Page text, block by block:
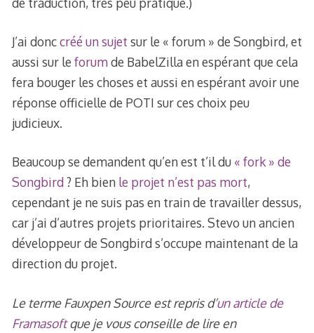
J’ai donccréé un sujet sur le « forum » de Songbird, et
aussi sur le forumde BabelZilla en espérant que cela
fera bouger les choses et aussi en espérant avoir une
réponse officielle de POTI sur ces choix peu
judicieux.
Beaucoup se demandent qu’en est t’il du « fork » de
Songbird? Eh bien le projet n’est pas mort,
cependant je ne suis pas en train de travailler dessus,
car j’ai d’autres projets prioritaires. Stevo un ancien
développeur de Songbird s’occupe maintenant de la
direction du projet.
Le terme Fauxpen Source est repris d’un article de
Framasoftque je vous conseille de lire en